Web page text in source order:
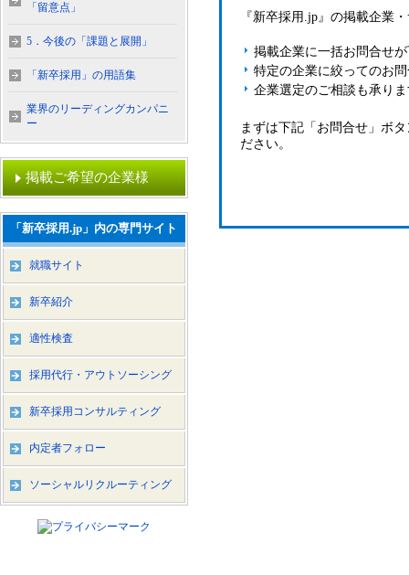
『新卒採用.jp』の掲載企業
掲載企業に一括お問合せ
特定の企業に絞ってのお
企業選定のご相談も承り
まずは下記「お問合せ」ボ
ださい。
「留意点」
5．今後の「課題と展開」
「新卒採用」の用語集
業界のリーディングカンパニ
ー
掲載ご希望の企業様
「新卒採用.jp」内の専門サイト
就職サイト
新卒紹介
適性検査
採用代行・アウトソーシング
新卒採用コンサルティング
内定者フォロー
ソーシャルリクルーティング